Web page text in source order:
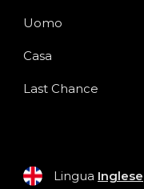
Uomo
Casa
Last Chance
Lingua Inglese